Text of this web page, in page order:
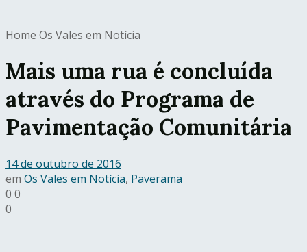
Home Os Vales em Notícia
Mais uma rua é concluída
através do Programa de
Pavimentação Comunitária
14 de outubro de 2016
em Os Vales em Notícia, Paverama
0 0
0